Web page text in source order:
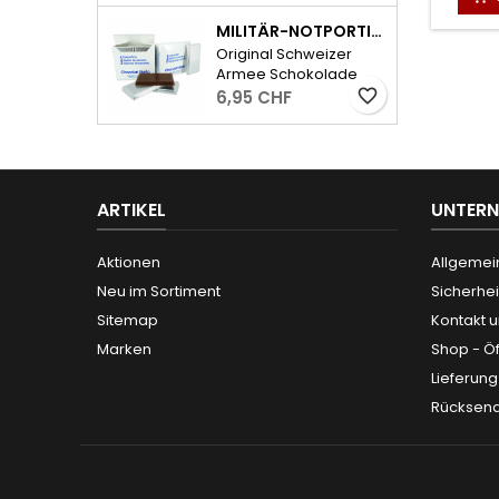
und Exkursionen oder
einfach als Snack für
Zwischendurch!
Gewicht: 50g
Gummi (innen)- S-
förmige Haken aus
Stahl- 2 Paar
MILITÄR-NOTPORTION - 2 X 96G
Original Schweizer
Armee Schokolade
(Notportion) mit 53%
6,95 CHF favorite_border
ARTIKEL
Aktionen
Neu im Sortiment
Sitemap
Marken
Kontakt
Shop -